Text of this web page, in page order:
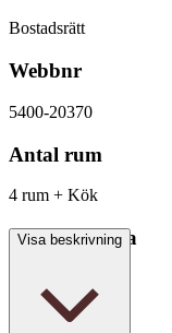
Bostadsrätt
Webbnr
5400-20370
Antal rum
4 rum + Kök
Boarea/Biarea
Visa beskrivning